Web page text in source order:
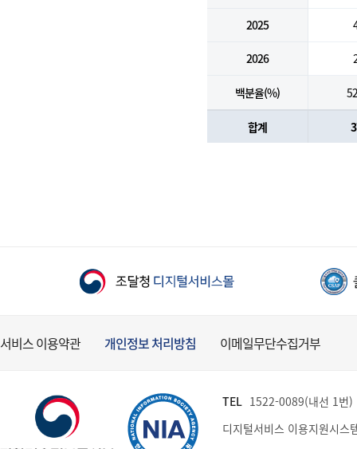
2025
2026
백분율(%)
합계
서비스 이용약관 개인정보 처리방침 이메일무단수집거부
TEL 1522-0089(내선 1번
디지털서비스 이용지원시스